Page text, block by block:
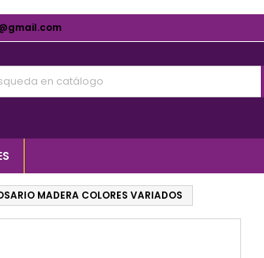
MADERA COLORES VARIADOS